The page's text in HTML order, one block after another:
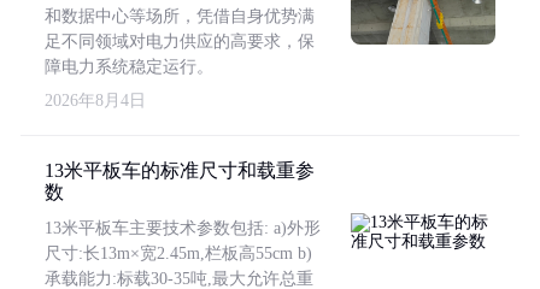
和数据中心等场所，凭借自身优势满
足不同领域对电力供应的高要求，保
障电力系统稳定运行。
2026年8月4日
13米平板车的标准尺寸和载重参
数
13米平板车主要技术参数包括: a)外形
尺寸:长13m×宽2.45m,栏板高55cm b)
承载能力:标载30-35吨,最大允许总重